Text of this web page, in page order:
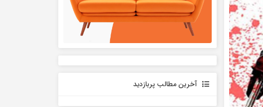
آخرین مطالب پربازدید